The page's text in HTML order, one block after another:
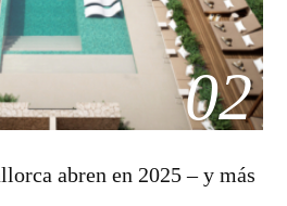
02
abren en 2025 – y más